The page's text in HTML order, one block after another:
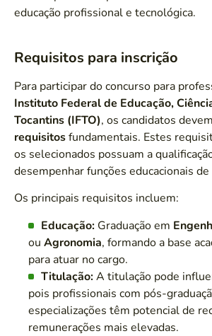
educação profissional e tecnológica.
Requisitos para inscrição
Para participar do concurso para
Instituto Federal de Educação,
Tocantins (IFTO), os candidatos
requisitosfundamentais. Estes
os selecionados possuam a
desempenhar funções educacionais
Os principais requisitos incluem:
Educação: Graduação em
ou Agronomia, formando a base
para atuar no cargo.
Titulação:A titulação pode
pois profissionais com pós-
especializações têm potencial de
remunerações mais elevadas.